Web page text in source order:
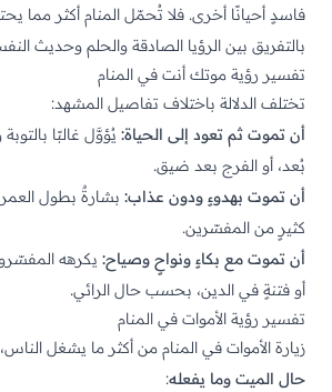
فاسدٍ أحيانًا أخرى. فلا تُحمّل المنام أكثر مما
بالتفريق بين الرؤيا الصادقة والحلم وحديث
تفسير رؤية موتك أنت في المنام
تختلف الدلالة باختلاف تفاصيل المشهد:
أن تموت ثم تعود إلى الحياة: يُؤوَّل غالبًا
بُعد، أو الفرج بعد ضيق.
أن تموت بهدوءٍ ودون عذاب: بشارةٌ بطول
كثيرٍ من المفسّرين.
أن تموت مع بكاءٍ ونواحٍ وصياح: يكرهه
أو فتنةٍ في الدين، بحسب حال الرائي.
تفسير رؤية الأموات في المنام
زيارة الأموات في المنام من أكثر ما يشغل
حال الميت وما يفعله: